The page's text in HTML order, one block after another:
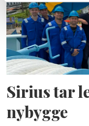
Sirius tar
nybygge